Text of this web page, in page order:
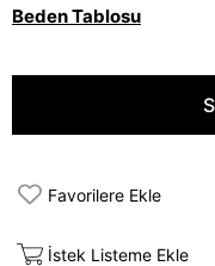
Beden Tablosu
Favorilere Ekle
İstek Listeme Ekle